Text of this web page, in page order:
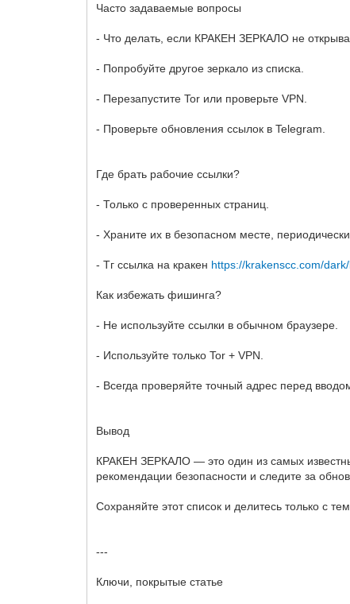
Часто задаваемые вопросы
- Что делать, если КРАКЕН ЗЕРКАЛО не
- Попробуйте другое зеркало из списка.
- Перезапустите Tor или проверьте VPN.
- Проверьте обновления ссылок в Telegram.
Где брать рабочие ссылки?
- Только с проверенных страниц.
- Храните их в безопасном месте,
- Тг ссылка на кракен https://krakenscc.com/
Как избежать фишинга?
- Не используйте ссылки в обычном браузере.
- Используйте только Tor + VPN.
- Всегда проверяйте точный адрес перед
Вывод
КРАКЕН ЗЕРКАЛО — это один из самых
рекомендации безопасности и следите за
Сохраняйте этот список и делитесь только с
---
Ключи, покрытые статье